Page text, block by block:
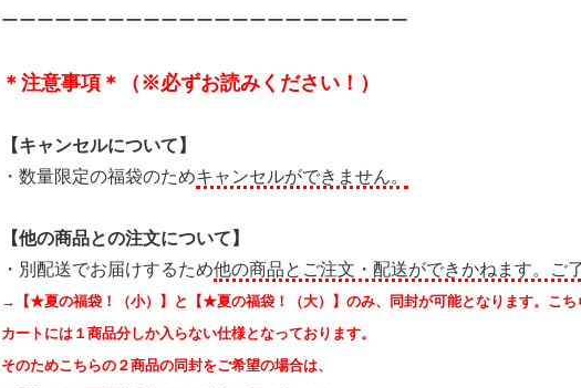
ーーーーーーーーーーーーーーーーーーーーーーー
＊注意事項＊（※必ずお読みください！）
【キャンセルについて】
・数量限定の福袋のためキャンセルができません。
【他の商品との注文について】
・別配送でお届けするため他の商品とご注文・配送ができかねます。ご
→【★夏の福袋！（小）】と【★夏の福袋！（大）】のみ、同封が可能となります。こち
カートには１商品分しか入らない仕様となっております。
そのためこちらの２商品の同封をご希望の場合は、